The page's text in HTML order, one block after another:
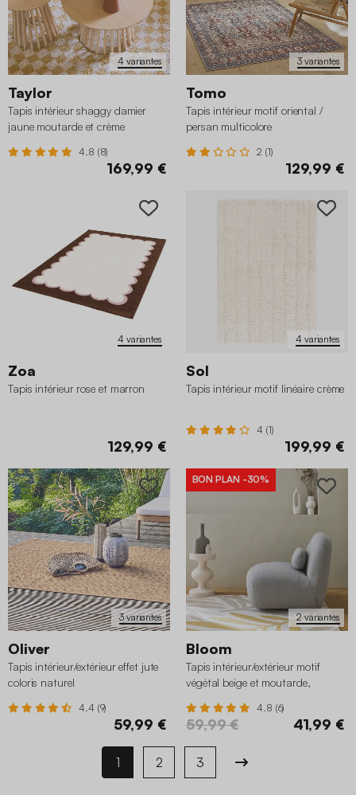
4 variantes
Taylor
Tapis intérieur shaggy damier
jaune moutarde et crème
4.8 (8)
169,99 €
3 variantes
Tomo
Tapis intérieur motif oriental /
persan multicolore
2 (1)
129,99 €
4 variantes
Zoa
Tapis intérieur rose et marron
129,99 €
4 variantes
Sol
Tapis intérieur motif linéaire crème
4 (1)
199,99 €
3 variantes
Oliver
Tapis intérieur/extérieur effet jute
coloris naturel
4.4 (9)
59,99 €
2 variantes
BON PLAN -30%
Bloom
Tapis intérieur/extérieur motif
végétal beige et moutarde,
4.8 (6)
59,99 € 41,99 €
1 2 3